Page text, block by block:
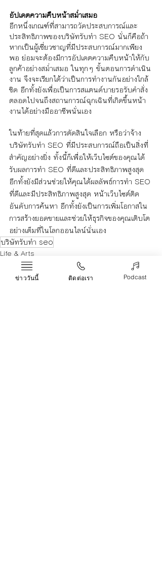
อัปเดตความคืบหน้าสม่ำเสมอ
อีกหนึ่งเกณฑ์ที่สามารถวัดประสบการณ์และ
ประสิทธิภาพของบริษัทรับทำ SEO นั่นก็คือถ้า
หากเป็นผู้เชี่ยวชาญที่มีประสบการณ์มากเพียง
พอ ย่อมจะต้องมีการอัปเดตความคืบหน้าให้กับ
ลูกค้าอย่างสม่ำเสมอ ในทุกๆ ขั้นตอนการดำเนิน
งาน จึงจะเรียกได้ว่าเป็นการทำงานกันอย่างใกล้
ชิด อีกทั้งยังเพื่อเป็นการสแตนด์บายรอรับคำสั่ง
ตลอดไปจนถึงสถานการณ์ฉุกเฉินที่เกิดขึ้นหน้า
งานได้อย่างมืออาชีพนั่นเอง
ในท้ายที่สุดแล้วการตัดสินใจเลือก หรือว่าจ้าง
บริษัทรับทำ SEO ที่มีประสบการณ์ถือเป็นสิ่งที่
สำคัญอย่างยิ่ง ทั้งนี้ก็เพื่อให้เว็บไซต์ของคุณได้
รับผลการทำ SEO ที่ดีและประสิทธิภาพสูงสุด
อีกทั้งยังมีส่วนช่วยให้คุณได้ผลลัพธ์การทำ SEO
ที่ดีและมีประสิทธิภาพสูงสุด หน้าเว็บไซต์ติด
อันดับการค้นหา อีกทั้งยังเป็นการเพิ่มโอกาสใน
การสร้างยอดขายและช่วยให้ธุรกิจของคุณเติบโต
อย่างเต็มที่ในโลกออนไลน์นั่นเอง
บริษัทรับทำ seo
Life & Arts
ข่าววันนี้ ติดต่อเรา Podcast